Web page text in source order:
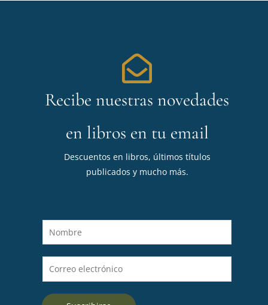
Recibe nuestras novedades
en libros en tu email
Descuentos en libros, últimos títulos
publicados y mucho más.
o
m
e
o